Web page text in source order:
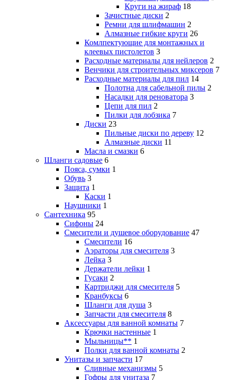
Круги на жираф 18
Зачистные диски 2
Ремни для шлифмашин 2
Алмазные гибкие круги 26
Комлпектующие для монтажных и
клеевых пистолетов 3
Расходные материалы для нейлеров 2
Венчики для строительных миксеров 7
Расходные материалы для пил 14
Полотна для сабельной пилы 2
Насадки для реноватора 3
Цепи для пил 2
Пилки для лобзика 7
Диски 23
Пильные диски по дереву 12
Алмазные диски 11
Масла и смазки 6
Шланги садовые 6
Пояса, сумки 1
Обувь 3
Защита 1
Каски 1
Наушники 1
Сантехника 95
Сифоны 24
Смесители и душевое оборудование 47
Смесители 16
Аэраторы для смесителя 3
Лейка 3
Держатели лейки 1
Гусаки 2
Картриджи для смесителя 5
Кранбуксы 6
Шланги для душа 3
Запчасти для смесителя 8
Аксессуары для ванной комнаты 7
Крючки настенные 1
Мыльницы** 1
Полки для ванной комнаты 2
Унитазы и запчасти 17
Сливные механизмы 5
Гофры для унитаза 7